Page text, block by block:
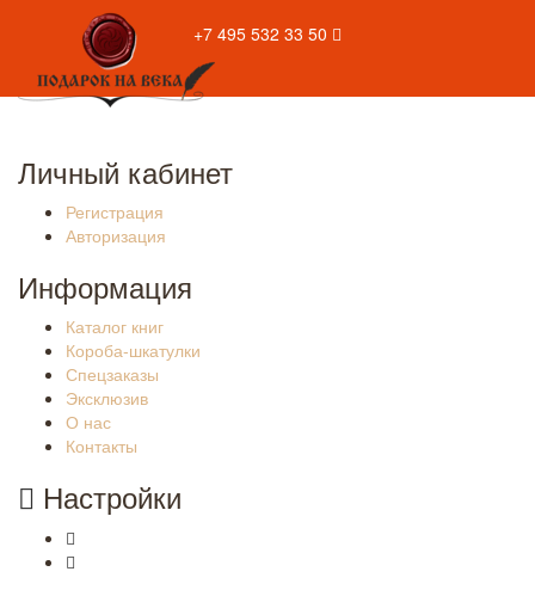
Личный кабинет
Регистрация
Авторизация
Информация
Каталог книг
Короба-шкатулки
Спецзаказы
Эксклюзив
О нас
Контакты
Настройки
+7 495 532 33 50